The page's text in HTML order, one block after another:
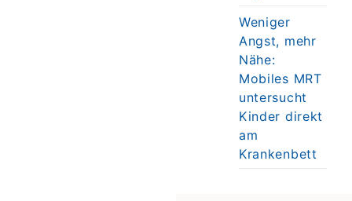
Weniger
Angst, mehr
Nähe:
Mobiles MRT
untersucht
Kinder direkt
am
Krankenbett